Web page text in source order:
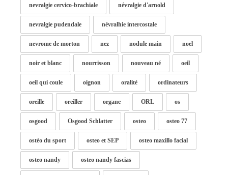
nevralgie cervico-brachiale névralgie d'arnold
nevralgie pudendale névralhie intercostale
nevrome de morton nez nodule main noel
noir et blanc nourrisson nouveau né oeil
oeil qui coule oignon oralité ordinateurs
oreille oreiller organe ORL os
osgood Osgood Schlatter osteo osteo 77
ostéo du sport osteo et SEP osteo maxillo facial
osteo nandy osteo nandy fascias